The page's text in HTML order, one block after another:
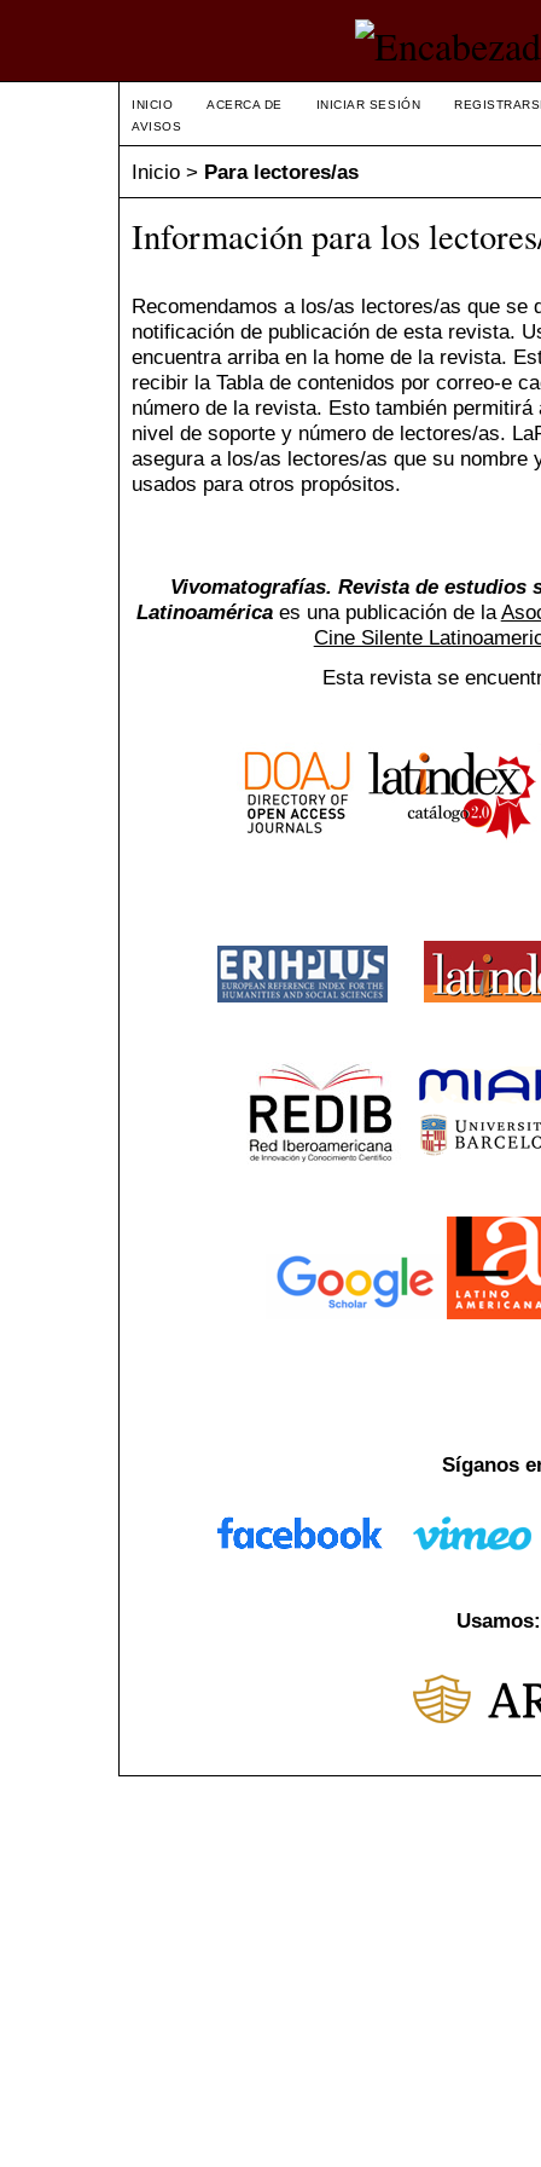
INICIO ACERCA DE INICIAR SESIÓN
AVISOS
Inicio > Para lectores/as
Información para los
Recomendamos a los/as lectores/as que se
notificación de publicación de esta revista.
encuentra arriba en la home de la revista.
recibir la Tabla de contenidos por correo-e
número de la revista. Esto también
nivel de soporte y número de lectores/as.
asegura a los/as lectores/as que su nombre
usados para otros propósitos.
Vivomatografías. Revista de estudios
Latinoaméricaes una publicación de la
Cine Silente
Esta revista se
Síganos
Usamos: